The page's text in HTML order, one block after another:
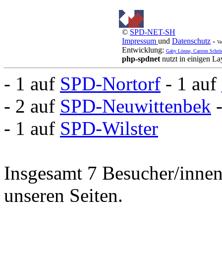
© SPD-NET-SH
Impressum und Datenschutz -
Entwicklung: Gaby Lönne, Carsten
php-spdnet nutzt in einigen
- 1 auf SPD-Nortorf - 1 auf
- 2 auf SPD-Neuwittenbek
- 1 auf SPD-Wilster
Insgesamt 7 Besucher/
unseren Seiten.